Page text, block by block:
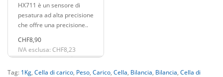
HX711 è un sensore di
pesatura ad alta precisione
che offre una precisione..
CHF8,90
IVA esclusa: CHF8,23
Tag: 1Kg, Cella di carico, Peso, Carico, Cella, Bilancia, Bilancia, Cella di